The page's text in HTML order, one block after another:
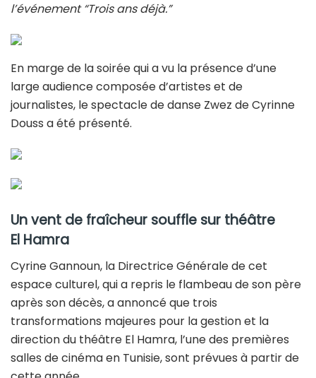
l’événement “Trois ans déjà.”
En marge de la soirée qui a vu la présence d’une
large audience composée d’artistes et de
journalistes, le spectacle de danse Zwez de Cyrinne
Douss a été présenté.
Un vent de fraîcheur souffle sur théâtre
El Hamra
Cyrine Gannoun, la Directrice Générale de cet
espace culturel, qui a repris le flambeau de son père
après son décès, a annoncé que trois
transformations majeures pour la gestion et la
direction du théâtre El Hamra, l’une des premières
salles de cinéma en Tunisie, sont prévues à partir de